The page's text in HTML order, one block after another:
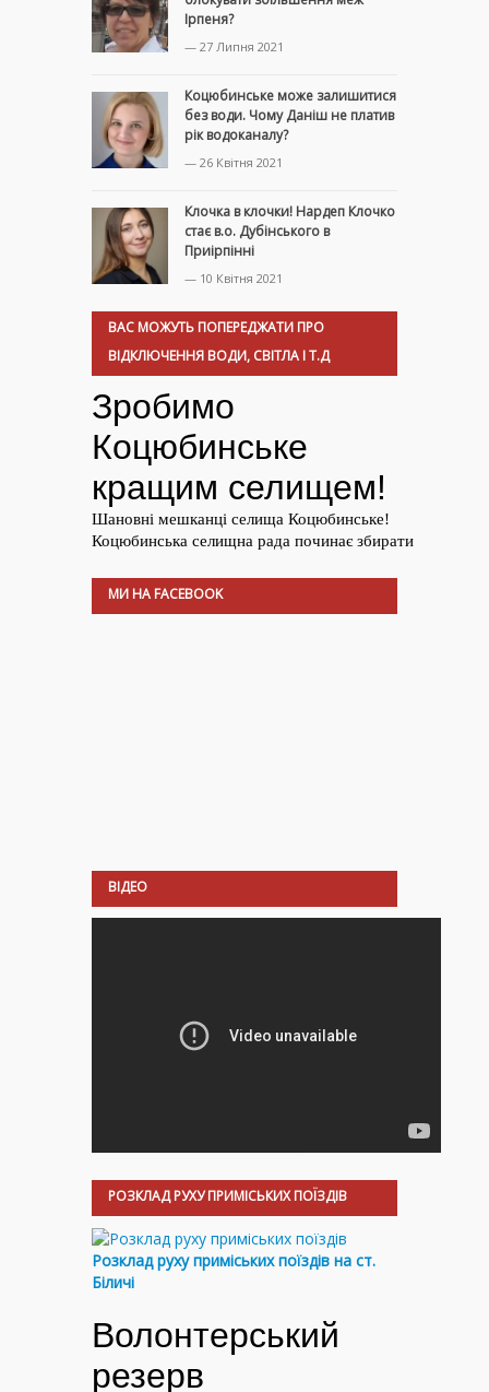
Ірпеня?
— 27 Липня 2021
Коцюбинське може залишитися
без води. Чому Даніш не платив
рік водоканалу?
— 26 Квітня 2021
Клочка в клочки! Нардеп Клочко
стає в.о. Дубінського в
Приірпінні
— 10 Квітня 2021
ВАС МОЖУТЬ ПОПЕРЕДЖАТИ ПРО
ВІДКЛЮЧЕННЯ ВОДИ, СВІТЛА І Т.Д
МИ НА FACEBOOK
ВІДЕО
РОЗКЛАД РУХУ ПРИМІСЬКИХ ПОЇЗДІВ
Розклад руху приміських поїздів на ст.
Біличі